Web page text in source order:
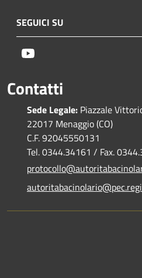
SEGUICI SU
Contatti
Sede Legale: Piazzale
22017 Menaggio (CO)
C.F. 92045550131
Tel. 0344.34161 / Fax.